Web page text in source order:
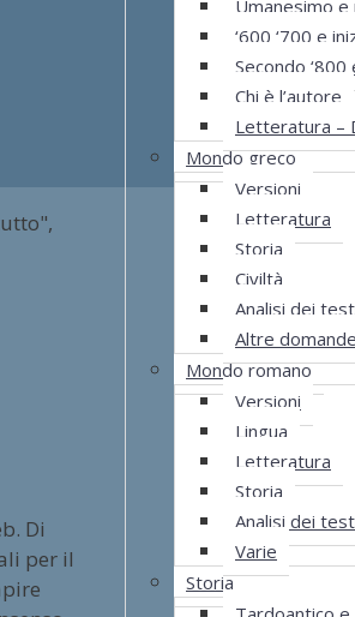
Umanesimo
‘600 ‘700 e
Secondo ‘800
Chi è l’autore
Letteratura –
Mondo greco
Versioni
Letteratura
Storia
Civiltà
Analisi dei
Altre domande
Mondo romano
Versioni
Lingua
Letteratura
Storia
Analisi dei
Varie
Storia
Di
per il